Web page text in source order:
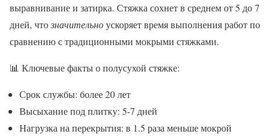
выравнивание и затирка. Стяжка сохнет в среднем от 5 до 7
дней, чтозначительноускоряет время выполнения работ по
сравнению с традиционными мокрыми стяжками.
📊 Ключевые факты о полусухой стяжке:
Срок службы: более 20 лет
Высыхание под плитку: 5-7 дней
Нагрузка на перекрытия: в 1.5 раза меньше мокрой